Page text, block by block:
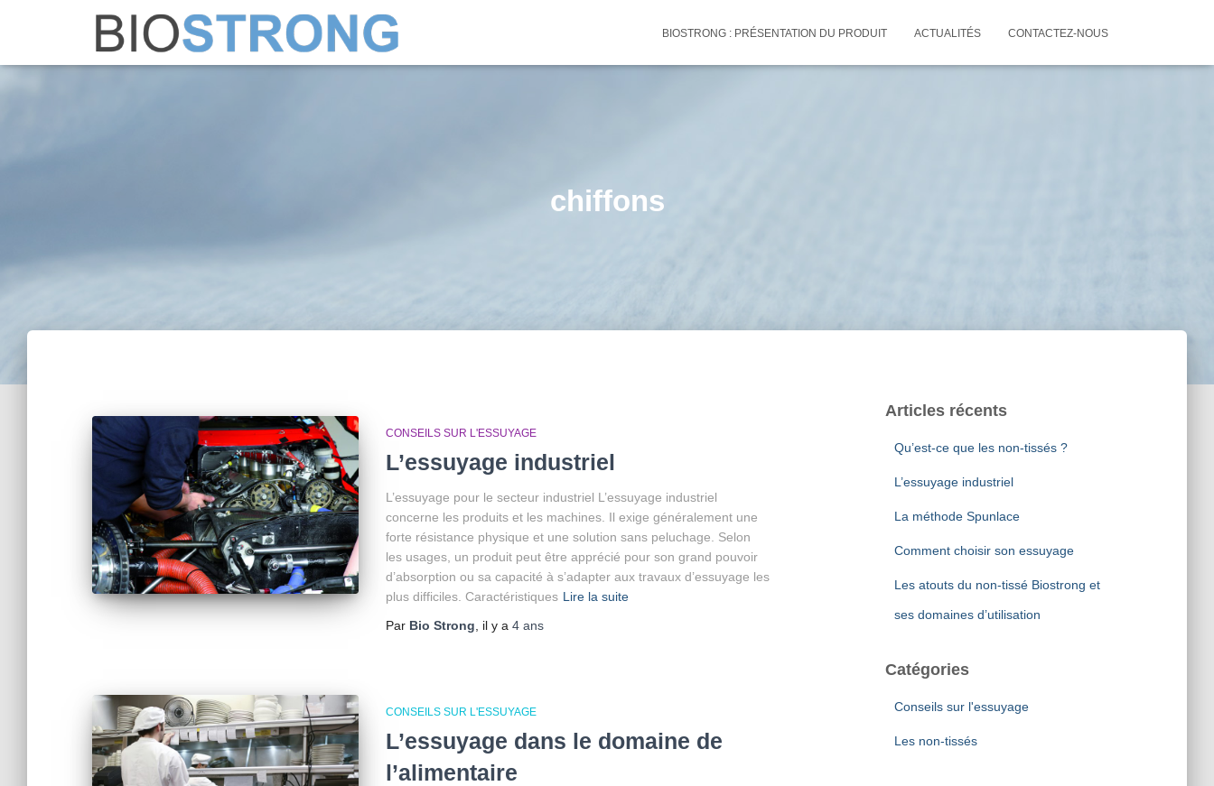
BIOSTRONG : PRÉSENTATION DU PRODUIT ACTUALITÉS CONTACTEZ-NOUS
chiffons
CONSEILS SUR L'ESSUYAGE
L’essuyage industriel
L’essuyage pour le secteur industriel L’essuyage industriel
concerne les produits et les machines. Il exige généralement une
forte résistance physique et une solution sans peluchage. Selon
les usages, un produit peut être apprécié pour son grand pouvoir
d’absorption ou sa capacité à s’adapter aux travaux d’essuyage les
plus difficiles. Caractéristiques Lire la suite
Par Bio Strong , il y a 4 ans
CONSEILS SUR L'ESSUYAGE
L’essuyage dans le domaine de
l’alimentaire
Articles récents
Qu’est-ce que les non-tissés ?
L’essuyage industriel
La méthode Spunlace
Comment choisir son essuyage
Les atouts du non-tissé Biostrong et
ses domaines d’utilisation
Catégories
Conseils sur l'essuyage
Les non-tissés